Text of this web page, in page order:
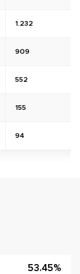
1.232
909
552
155
94
53.45%